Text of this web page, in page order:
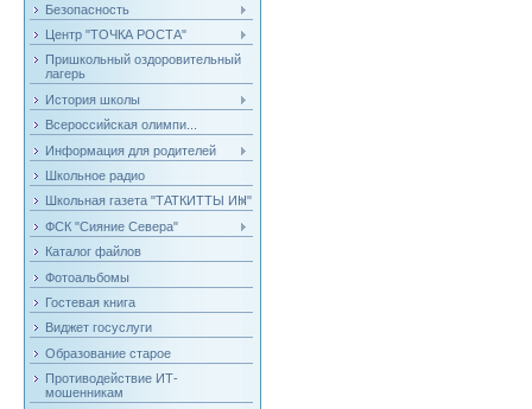
Безопасность
Центр "ТОЧКА РОСТА"
Пришкольный оздоровительный
лагерь
История школы
Всероссийская олимпи...
Информация для родителей
Школьное радио
Школьная газета "ТАТКИТТЫ ИН"
ФСК "Сияние Севера"
Каталог файлов
Фотоальбомы
Гостевая книга
Виджет госуслуги
Образование старое
Противодействие ИТ-
мошенникам